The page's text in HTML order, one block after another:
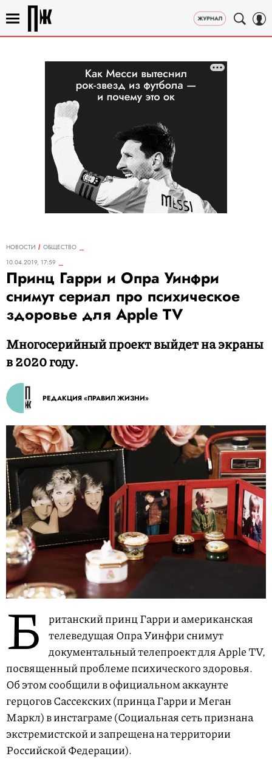
НОВОСТИ
ОБЩЕСТВО
10.04.2019, 17:59
Принц Гарри и Опра Уинфри
снимут сериал про психическое
здоровье для Apple TV
Многосерийный проект выйдет на экраны
в 2020 году.
РЕДАКЦИЯ «ПРАВИЛ ЖИЗНИ»
Б
ританский принц Гарри и американская
телеведущая Опра Уинфри снимут
документальный телепроект для Apple TV,
посвященный проблеме психического здоровья.
Об этом сообщили в официальном аккаунте
герцогов Сассекских (принца Гарри и Меган
Маркл) в инстаграме (Социальная сеть признана
экстремистской и запрещена на территории
Российской Федерации).